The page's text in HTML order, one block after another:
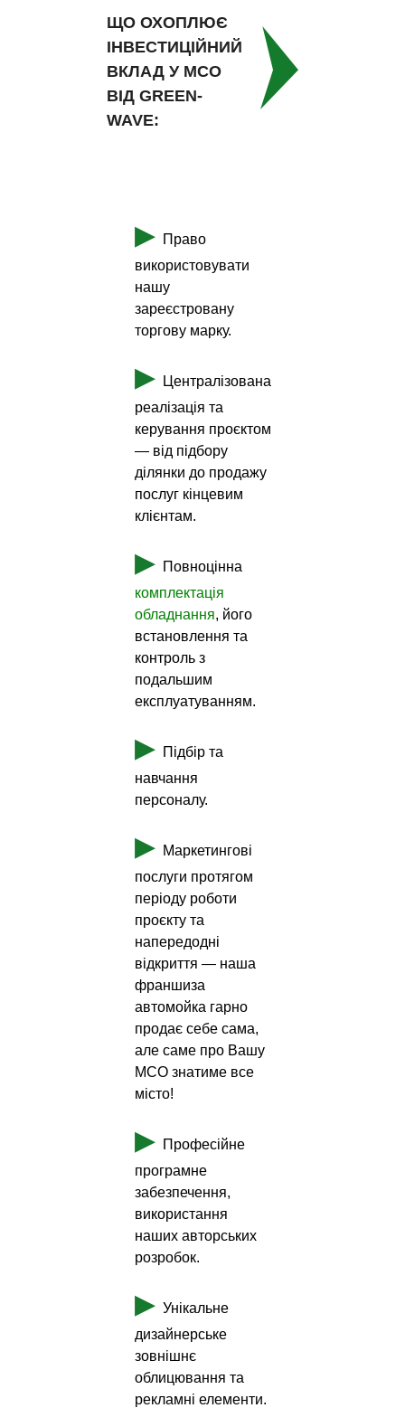
ЩО ОХОПЛЮЄ
ІНВЕСТИЦІЙНИЙ
ВКЛАД У МСО
ВІД GREEN-
WAVE:
▶ Право
використовувати
нашу
зареєстровану
торгову марку.
▶
Централізована
реалізація та
керування проєктом
— від підбору
ділянки до продажу
послуг кінцевим
клієнтам.
▶ Повноцінна
комплектація
обладнання, його
встановлення та
контроль з
подальшим
експлуатуванням.
▶ Підбір та
навчання
персоналу.
▶ Маркетингові
послуги протягом
періоду роботи
проєкту та
напередодні
відкриття — наша
франшиза
автомойка гарно
продає себе сама,
але саме про Вашу
МСО знатиме все
місто!
▶ Професійне
програмне
забезпечення,
використання
наших авторських
розробок.
▶ Унікальне
дизайнерське
зовнішнє
облицювання та
рекламні елементи.